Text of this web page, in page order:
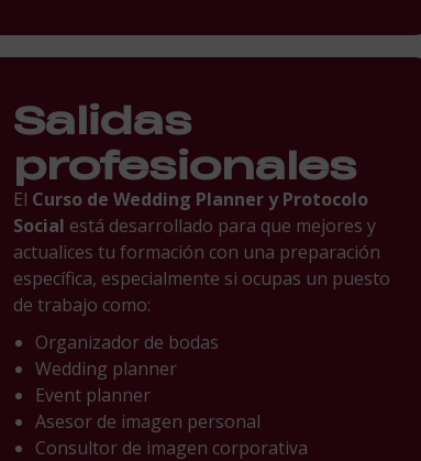
Salidas
profesionales
El Curso de Wedding Planner y Protocolo
Social está desarrollado para que mejores y
actualices tu formación con una preparación
específica, especialmente si ocupas un puesto
de trabajo como:
Organizador de bodas
Wedding planner
Event planner
Asesor de imagen personal
Consultor de imagen corporativa